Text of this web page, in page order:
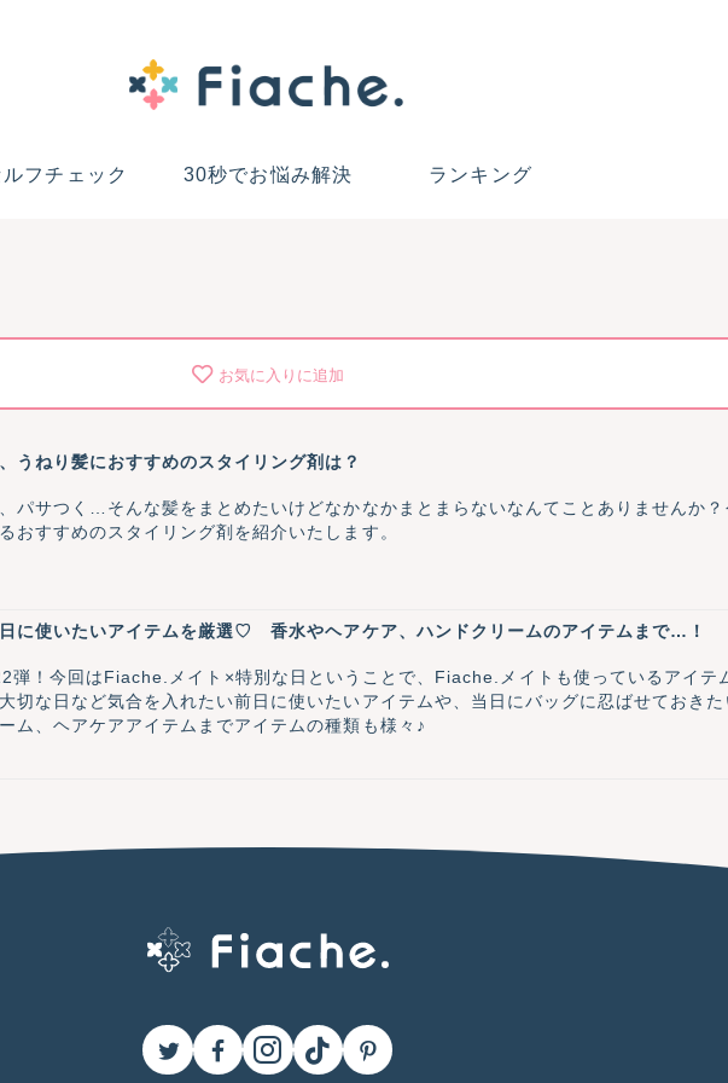
ルフチェック 30秒でお悩み解決 ランキング
お気に入りに追加
うねり髪におすすめのスタイリング剤は？
パサつく…そんな髪をまとめたいけどなかなかまとまらないなんてことありませんか
おすすめのスタイリング剤を紹介いたします。
日に使いたいアイテムを厳選♡ 香水やヘアケア、ハンドクリームのアイテムまで…！
弾！今回はFiache.メイト×特別な日ということで、Fiache.メイトも使っているアイテ
切な日など気合を入れたい前日に使いたいアイテムや、当日にバッグに忍ばせておき
ム、ヘアケアアイテムまでアイテムの種類も様々♪